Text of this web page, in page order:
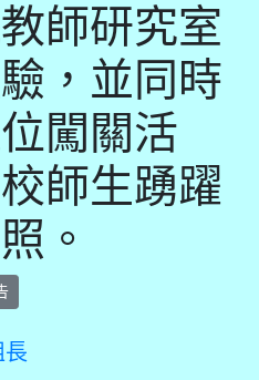
師研究室
，並同時
闖關活
師生踴躍
。
長